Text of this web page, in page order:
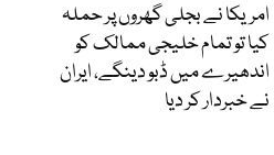
امریکا نے بجلی گھروں پر حملہ
کیا تو تمام خلیجی ممالک کو
اندھیرے میں ڈبو دینگے، ایران
نے خبردار کر دیا